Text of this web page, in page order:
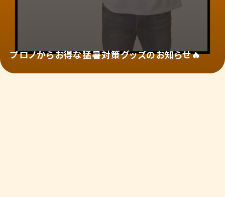
プロノからお得な猛暑対策グッズのお知らせ🔥